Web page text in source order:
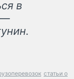
в
—
статьи о